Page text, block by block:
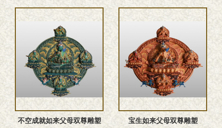
不空成就如来父母双尊雕塑 宝生如来父母双尊雕塑